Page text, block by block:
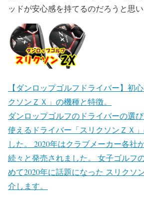
ッドが安心感を持てるのだろうと思い
【ダンロップゴルフドライバー】初
クソンＺＸ」の機種と特徴。
ダンロップゴルフのドライバーの選
使えるドライバー「スリクソンＺＸ
した。 2020年はクラブメーカー各社
続々と発売されました。 女子ゴルフ
めて2020年に話題になった スリク
介します。